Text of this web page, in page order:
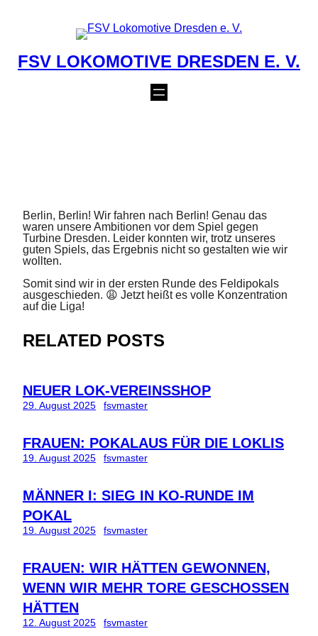
FSV LOKOMOTIVE DRESDEN E. V.
Berlin, Berlin! Wir fahren nach Berlin! Genau das
waren unsere Ambitionen vor dem Spiel gegen
Turbine Dresden. Leider konnten wir, trotz unseres
guten Spiels, das Ergebnis nicht so gestalten wie wir
wollten.
Somit sind wir in der ersten Runde des Feldipokals
ausgeschieden. 😩 Jetzt heißt es volle Konzentration
auf die Liga!
RELATED POSTS
NEUER LOK-VEREINSSHOP
29. August 2025 fsvmaster
FRAUEN: POKALAUS FÜR DIE LOKLIS
19. August 2025 fsvmaster
MÄNNER I: SIEG IN KO-RUNDE IM
POKAL
19. August 2025 fsvmaster
FRAUEN: WIR HÄTTEN GEWONNEN,
WENN WIR MEHR TORE GESCHOSSEN
HÄTTEN
12. August 2025 fsvmaster